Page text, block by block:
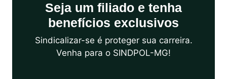
Seja um filiado e tenha
benefícios exclusivos
Sindicalizar-se é proteger sua carreira.
Venha para o SINDPOL-MG!